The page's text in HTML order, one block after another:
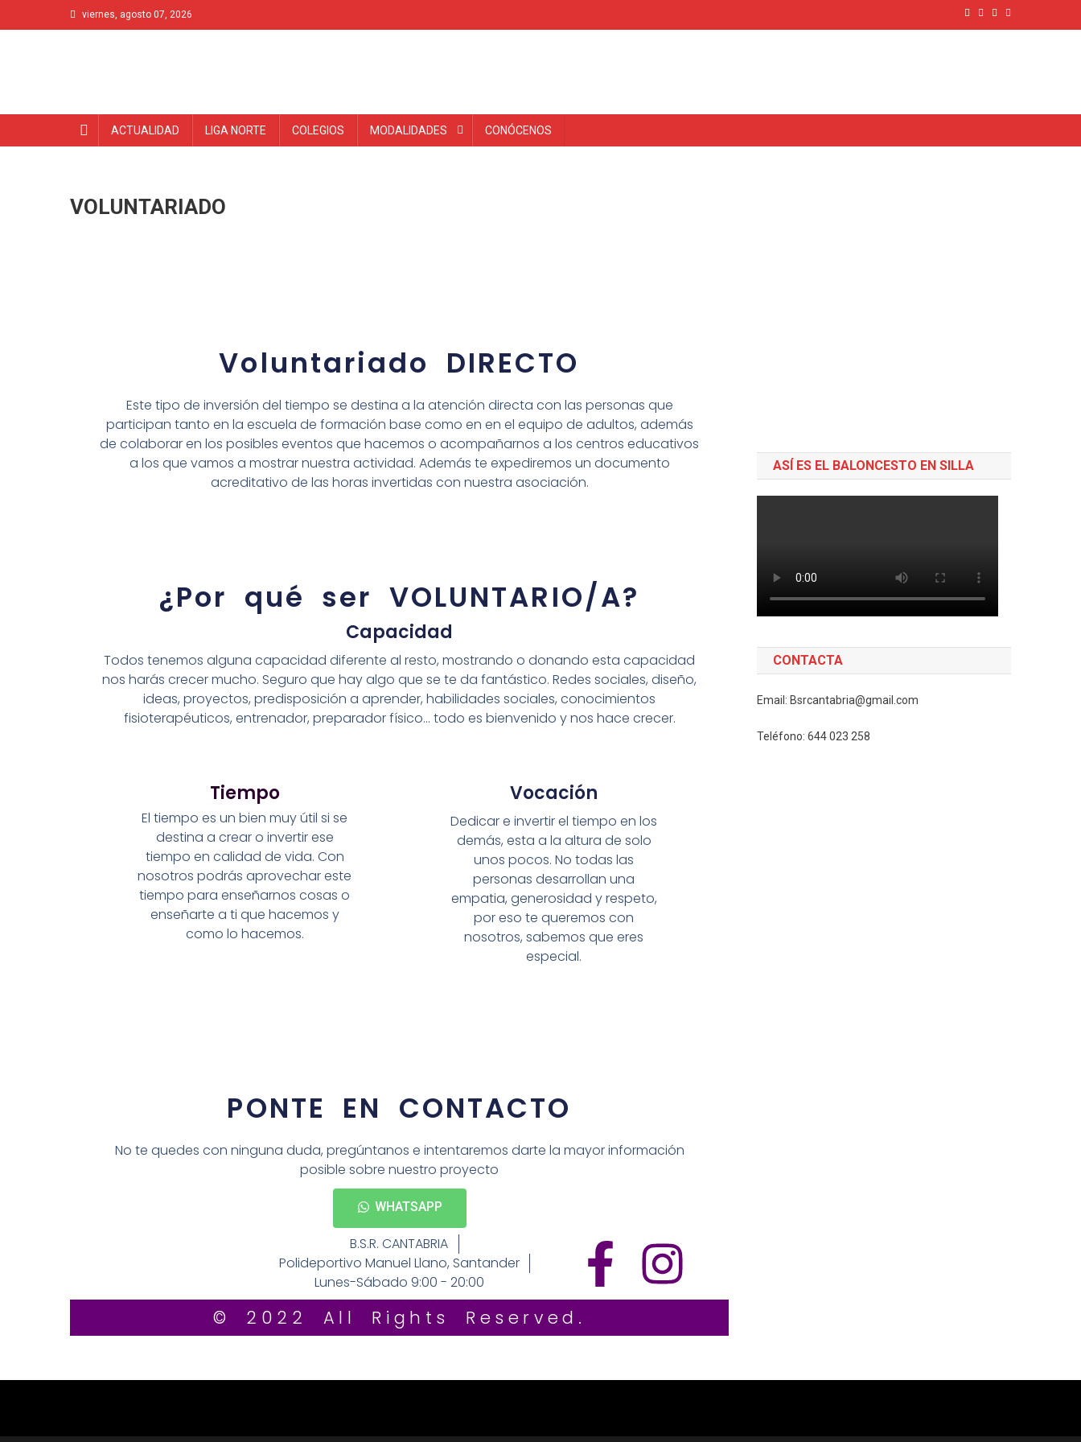
viernes, agosto 07, 2026
ACTUALIDAD LIGA NORTE COLEGIOS MODALIDADES CONÓCENOS
VOLUNTARIADO
Voluntariado DIRECTO
Este tipo de inversión del tiempo se destina a la atención directa con las personas que
participan tanto en la escuela de formación base como en en el equipo de adultos, además
de colaborar en los posibles eventos que hacemos o acompañarnos a los centros educativos
a los que vamos a mostrar nuestra actividad. Además te expediremos un documento
acreditativo de las horas invertidas con nuestra asociación.
¿Por qué ser VOLUNTARIO/A?
Capacidad
Todos tenemos alguna capacidad diferente al resto, mostrando o donando esta capacidad
nos harás crecer mucho. Seguro que hay algo que se te da fantástico. Redes sociales, diseño,
ideas, proyectos, predisposición a aprender, habilidades sociales, conocimientos
fisioterapéuticos, entrenador, preparador físico... todo es bienvenido y nos hace crecer.
Tiempo
El tiempo es un bien muy útil si se
destina a crear o invertir ese
tiempo en calidad de vida. Con
nosotros podrás aprovechar este
tiempo para enseñarnos cosas o
enseñarte a ti que hacemos y
como lo hacemos.
Vocación
Dedicar e invertir el tiempo en los
demás, esta a la altura de solo
unos pocos. No todas las
personas desarrollan una
empatia, generosidad y respeto,
por eso te queremos con
nosotros, sabemos que eres
especial.
PONTE EN CONTACTO
No te quedes con ninguna duda, pregúntanos e intentaremos darte la mayor información
posible sobre nuestro proyecto
WHATSAPP
B.S.R. CANTABRIA
Polideportivo Manuel Llano, Santander
Lunes-Sábado 9:00 - 20:00
© 2022 All Rights Reserved.
ASÍ ES EL BALONCESTO EN SILLA
CONTACTA
Email: Bsrcantabria@gmail.com
Teléfono: 644 023 258